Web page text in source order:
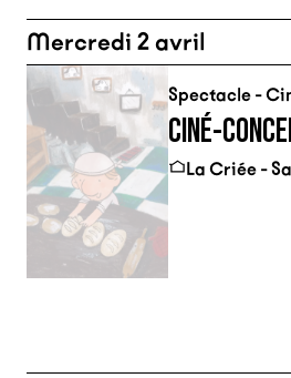
Mercredi 2 avril
Spectacle -
CINÉ-
La Criée -